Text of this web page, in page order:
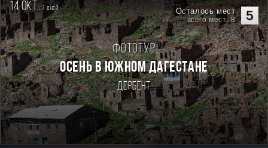
14 окт.7дней 5
Осталось мест
всего мест: 8
Фототур
Осень в Южном Дагестане
Дербент